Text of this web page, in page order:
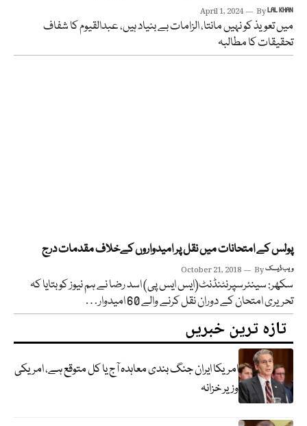
April 1, 2024 ByLAL KHAN
میں تعویذ کو نہیں مانتا، الزامات بے بنیاد ہیں، عبدالقیوم کا شفاف
تحقیقات کا مطالبہ
پولس کے امتحانات میں نقل پر امیدواروں کےخلاف مقدمات درج
October 21, 2018 Byویب ڈیسک
سکھر: سینئرسپرنٹنڈنٹ(ایس ایس پی) اسد رضا نے ہم نیوز کو بتایا کہ
تحریری امتحان کے دوران نقل کرنے والے 60 امیدوار…
تازہ ترین خبریں
امریکا ایران جنگ بندی معاہدہ آج یا کل متوقع ہے، امریکی
وزیر خزانہ